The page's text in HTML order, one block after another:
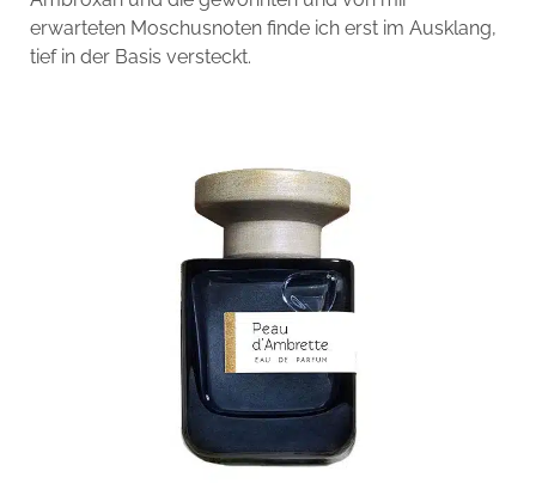
erwarteten Moschusnoten finde ich erst im Ausklang,
tief in der Basis versteckt.